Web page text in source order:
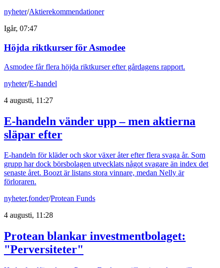
nyheter/Aktierekommendationer
Igår, 07:47
Höjda riktkurser för Asmodee
Asmodee får flera höjda riktkurser efter gårdagens rapport.
nyheter/E-handel
4 augusti, 11:27
E-handeln vänder upp – men aktierna
släpar efter
E-handeln för kläder och skor växer åter efter flera svaga år. Som
grupp har dock börsbolagen utvecklats något svagare än index det
senaste året. Boozt är listans stora vinnare, medan Nelly är
förloraren.
nyheter,fonder/Protean Funds
4 augusti, 11:28
Protean blankar investmentbolaget:
"Perversiteter"